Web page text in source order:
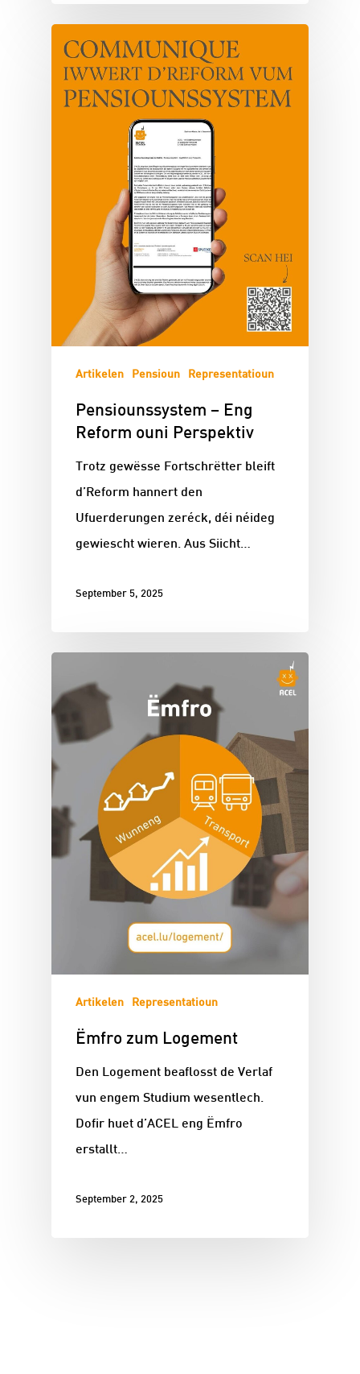
Artikelen Pensioun Representatioun
Pensiounssystem – Eng
Reform ouni Perspektiv
Trotz gewësse Fortschrëtter bleift
d’Reform hannert den
Ufuerderungen zeréck, déi néideg
gewiescht wieren. Aus Siicht…
September 5, 2025
Artikelen Representatioun
Ëmfro zum Logement
Den Logement beaflosst de Verlaf
vun engem Studium wesentlech.
Dofir huet d’ACEL eng Ëmfro
erstallt…
September 2, 2025